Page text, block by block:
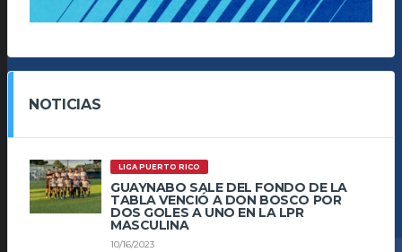
NOTICIAS
LIGA PUERTO RICO
GUAYNABO SALE DEL FONDO DE LA
TABLA VENCIÓ A DON BOSCO POR
DOS GOLES A UNO EN LA LPR
MASCULINA
10/16/2023